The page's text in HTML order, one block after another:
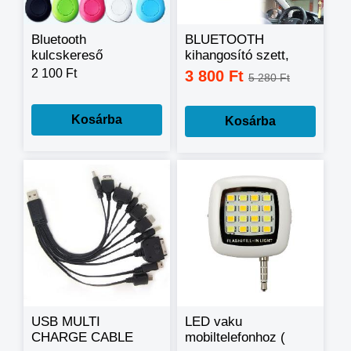
Bluetooth
kulcskereső
2 100 Ft
Kosárba
BLUETOOTH
kihangosító szett,
Bluetooth Hands
Free Car Kit
3 800 Ft 5 280 Ft
Kosárba
USB MULTI
CHARGE CABLE
LED vaku
mobiltelefonhoz (